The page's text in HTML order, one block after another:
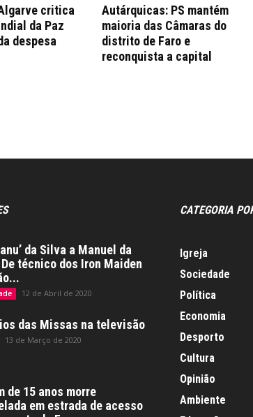
critica
da Paz
despesa
Autárquicas: PS mantém
maioria das Câmaras do
distrito de Faro e
reconquista a capital
da Silva a Manuel da
técnico dos Iron Maiden
12 de Abril de 2020
das Missas na televisão
13 de Março de 2020
de 15 anos morre
em estrada de acesso
CATEGORIA
Igreja
Sociedade
Política
Economia
Desporto
Cultura
Opinião
Ambiente